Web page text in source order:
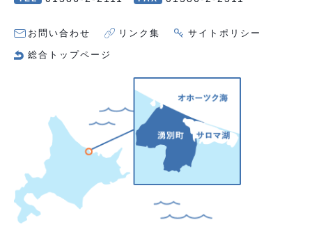
お問い合わせ リンク集 サイトポリシー
総合トップページ